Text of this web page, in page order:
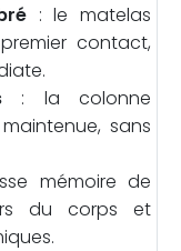
: le matelas
contact,
: la colonne
sans
mémoire de
du corps et